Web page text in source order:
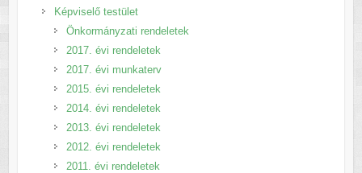
Képviselő testület
Önkormányzati rendeletek
2017. évi rendeletek
2017. évi munkaterv
2015. évi rendeletek
2014. évi rendeletek
2013. évi rendeletek
2012. évi rendeletek
2011. évi rendeletek